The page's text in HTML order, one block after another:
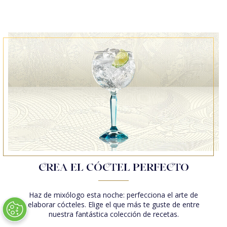
BOMBAY SAPPHIRE NEGRONI
BOMBAY SAPPHIRE EAST & TONIC
STAR & TONIC
CÓCTEL STAR MARTINI
STAR COLLINS
STAR 75
STAR NEGRONI
BOMBAY DRY & TONIC
CREA EL CÓCTEL PERFECTO
Haz de mixólogo esta noche: perfecciona el arte de
elaborar cócteles. Elige el que más te guste de entre
nuestra fantástica colección de recetas.